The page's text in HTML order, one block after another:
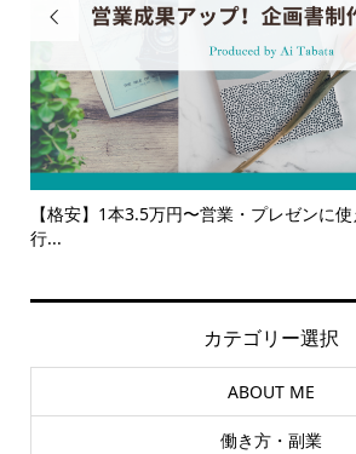

る企画書作成代
【サービス一覧】広報・
カテゴリー選択
ABOUT ME
働き方・副業